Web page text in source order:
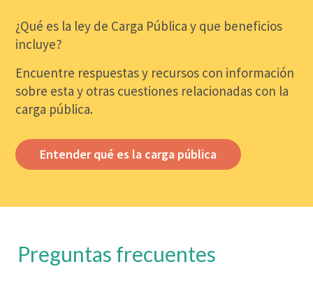
¿Qué es la ley de Carga Pública y que beneficios
incluye?
Encuentre respuestas y recursos con información
sobre esta y otras cuestiones relacionadas con la
carga pública.
Entender qué es la carga pública
Preguntas frecuentes